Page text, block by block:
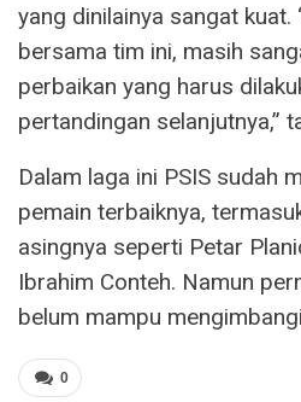
yang dinilainya sangat kuat.
bersama tim ini, masih
perbaikan yang harus
pertandingan selanjutnya,”
Dalam laga ini PSIS sudah
pemain terbaiknya,
asingnya seperti Petar
Ibrahim Conteh. Namun
belum mampu
0